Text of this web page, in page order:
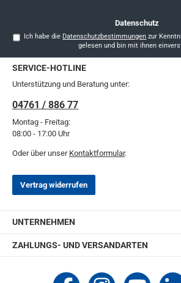
Datenschutz
Ich habe die Datenschutzbestimmungen zur
gelesen und bin mit ihnen
SERVICE-HOTLINE
Unterstützung und Beratung unter:
04761 / 886 77
Montag - Freitag:
08:00 - 17:00 Uhr
Oder über unser Kontaktformular.
Vertrag widerrufen
UNTERNEHMEN
ZAHLUNGS- UND VERSANDARTEN